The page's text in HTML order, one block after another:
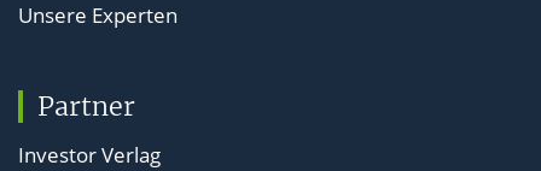
Unsere Experten
Partner
Investor Verlag